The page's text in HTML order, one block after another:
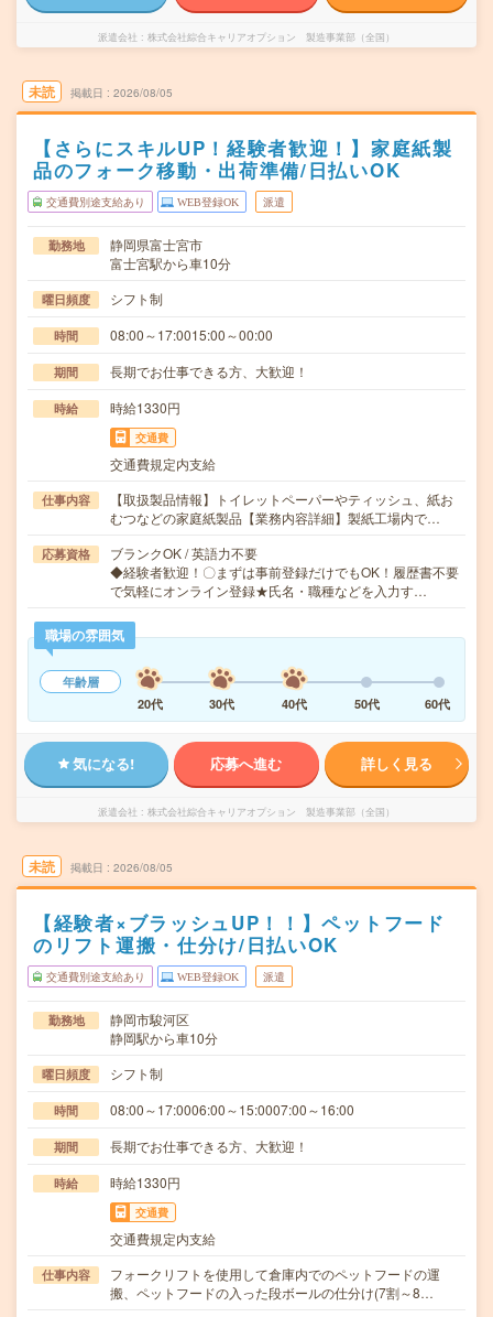
派遣会社 株式会社綜合キャリアオプション 製造事業部（全国）
未読 掲載日 2026/08/05
【さらにスキルUP！経験者歓迎！】家庭紙製
品のフォーク移動・出荷準備/日払いOK
交通費別途支給あり WEB登録OK 派遣
勤務地
静岡県富士宮市
富士宮駅から車10分
曜日頻度 シフト制
時間 08:00～17:0015:00～00:00
期間 長期でお仕事できる方、大歓迎！
時給 時給1330円
交通費
交通費規定内支給
仕事内容
【取扱製品情報】トイレットペーパーやティッシュ、紙お
むつなどの家庭紙製品【業務内容詳細】製紙工場内で…
応募資格
ブランクOK / 英語力不要
◆経験者歓迎！〇まずは事前登録だけでもOK！履歴書不要
で気軽にオンライン登録★氏名・職種などを入力す…
職場の雰囲気
年齢層
20代
30代 40代 50代 60代
気になる! 応募へ進む 詳しく見る
派遣会社 株式会社綜合キャリアオプション 製造事業部（全国）
未読 掲載日 2026/08/05
【経験者×ブラッシュUP！！】ペットフード
のリフト運搬・仕分け/日払いOK
交通費別途支給あり WEB登録OK 派遣
勤務地
静岡市駿河区
静岡駅から車10分
曜日頻度 シフト制
時間 08:00～17:0006:00～15:0007:00～16:00
期間 長期でお仕事できる方、大歓迎！
時給 時給1330円
交通費
交通費規定内支給
仕事内容
フォークリフトを使用して倉庫内でのペットフードの運
搬、ペットフードの入った段ボールの仕分け(7割～8…